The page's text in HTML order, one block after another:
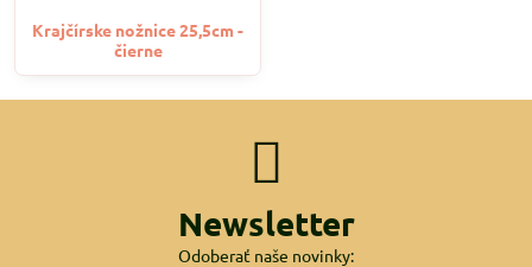
Krajčírske nožnice 25,5cm -
čierne
Newsletter
Odoberať naše novinky: